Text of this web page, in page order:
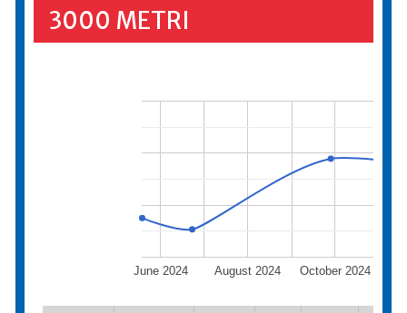
3000 METRI
June 2024 August 2024 October 2024